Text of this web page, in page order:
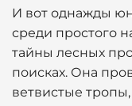
И вот однажды
среди простого
тайны лесных
поисках. Она
ветвистые